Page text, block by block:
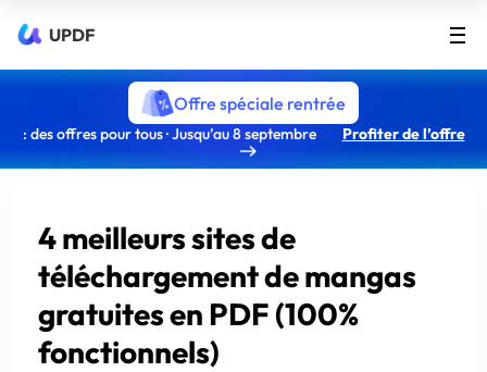
UPDF
Offre spéciale rentrée
: des offres pour tous · Jusqu’au 8 septembre Profiter de l’offre
4 meilleurs sites de
téléchargement de mangas
gratuites en PDF (100%
fonctionnels)